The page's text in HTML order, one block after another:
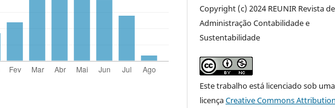
Copyright (c) 2024 REUNIR Revista de
Administração Contabilidade e
Sustentabilidade
Este trabalho está licenciado sob uma
licençaCreative Commons